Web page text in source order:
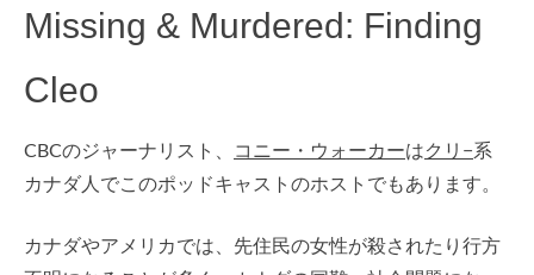
Missing & Murdered: Finding
Cleo
CBCのジャーナリスト、 コニー・ウォーカーはクリ−系
カナダ人でこのポッドキャストのホストでもあります。
カナダやアメリカでは、先住民の女性が殺されたり行方